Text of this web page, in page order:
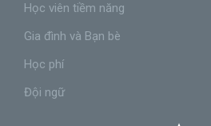
Học viên tiềm năng
Gia đình và Bạn bè
Học phí
Đội ngữ